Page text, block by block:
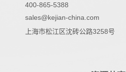
400-865-5388
sales@kejian-china.com
上海市松江区沈砖公路3258号